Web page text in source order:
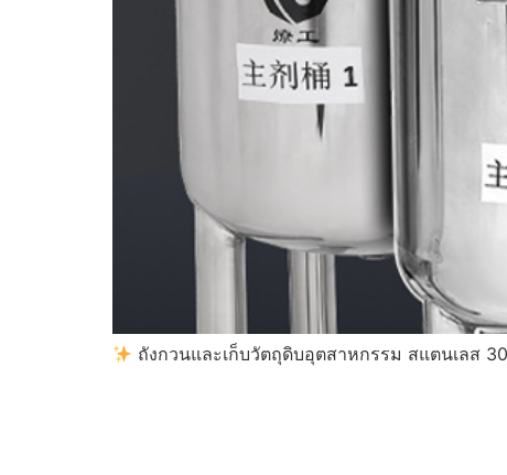
ถังกวนและเก็บวัตถุดิบอุตสาหกรรม สแตนเลส